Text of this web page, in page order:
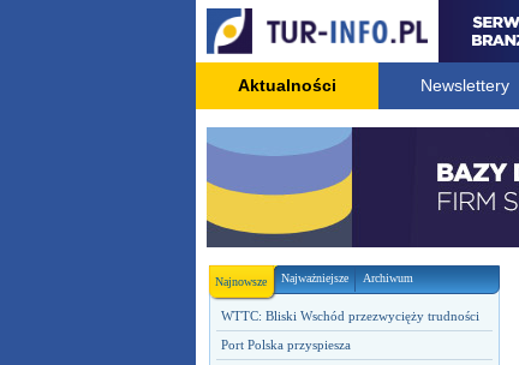
Aktualności Newslettery
Najnowsze Najważniejsze Archiwum
WTTC: Bliski Wschód przezwycięży trudności
Port Polska przyspiesza